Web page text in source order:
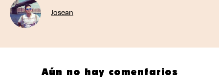
Josean
Aún no hay comentarios